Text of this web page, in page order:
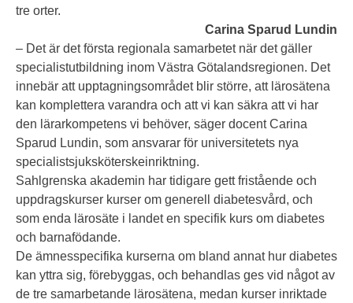
tre orter.
Carina Sparud Lundin
– Det är det första regionala samarbetet när det gäller
specialistutbildning inom Västra Götalandsregionen. Det
innebär att upptagningsområdet blir större, att lärosätena
kan komplettera varandra och att vi kan säkra att vi har
den lärarkompetens vi behöver, säger docent Carina
Sparud Lundin, som ansvarar för universitetets nya
specialistsjuksköterskeinriktning.
Sahlgrenska akademin har tidigare gett fristående och
uppdragskurser kurser om generell diabetesvård, och
som enda lärosäte i landet en specifik kurs om diabetes
och barnafödande.
De ämnesspecifika kurserna om bland annat hur diabetes
kan yttra sig, förebyggas, och behandlas ges vid något av
de tre samarbetande lärosätena, medan kurser inriktade